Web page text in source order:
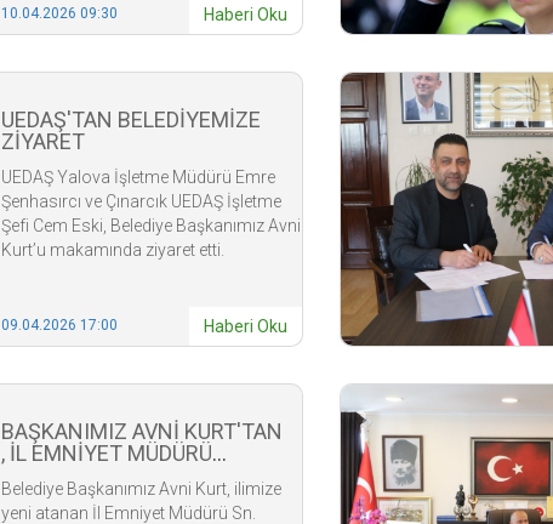
10.04.2026 09:30 Haberi Oku
UEDAŞ'TAN BELEDİYEMİZE
ZİYARET
UEDAŞ Yalova İşletme Müdürü Emre
Şenhasırcı ve Çınarcık UEDAŞ İşletme
Şefi Cem Eski, Belediye Başkanımız Avni
Kurt’u makamında ziyaret etti.
09.04.2026 17:00 Haberi Oku
BAŞKANIMIZ AVNİ KURT'TAN
, İL EMNİYET MÜDÜRÜ
ZİYARETİ
Belediye Başkanımız Avni Kurt, ilimize
yeni atanan İl Emniyet Müdürü Sn.